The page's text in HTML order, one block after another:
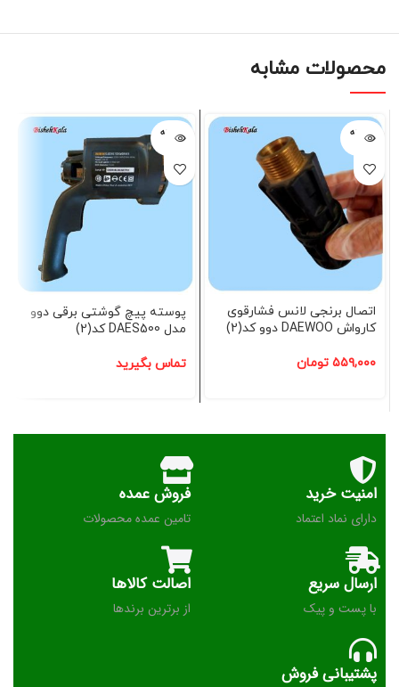
محصولات مشابه
فروخته
شده
اتصال برنجی لانس فشارقوی
کارواش DAEWOO دوو کد(2)
۵۵۹,۰۰۰ تومان
فروخته
شده
پوسته پیچ گوشتی برقی دوو
مدل DAES500 کد(2)
تماس بگیرید
امنیت خرید
دارای نماد اعتماد
فروش عمده
تامین عمده محصولات
ارسال سریع
با پست و پیک
اصالت کالاها
از برترین برندها
پشتیبانی فروش